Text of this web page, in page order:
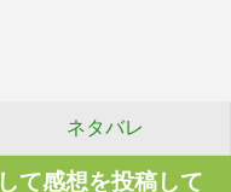
ネタバレ
て感想を投稿して